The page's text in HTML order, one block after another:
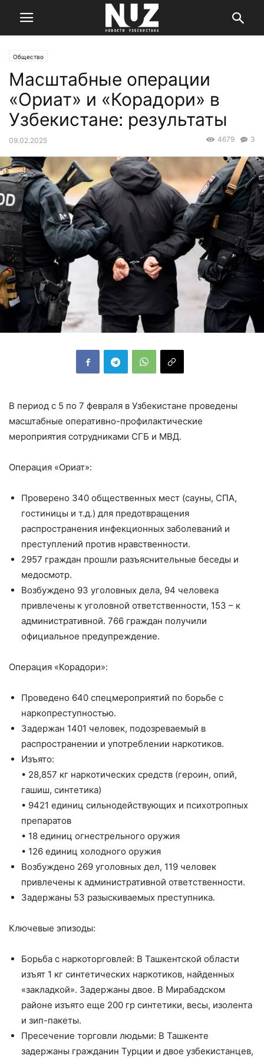
Общество
Масштабные операции
«Ориат» и «Корадори» в
Узбекистане: результаты
09.02.2025 3
4679
В период с 5 по 7 февраля в Узбекистане проведены
масштабные оперативно-профилактические
мероприятия сотрудниками СГБ и МВД.
Операция «Ориат»:
Проверено 340 общественных мест (сауны, СПА,
гостиницы и т.д.) для предотвращения
распространения инфекционных заболеваний и
преступлений против нравственности.
2957 граждан прошли разъяснительные беседы и
медосмотр.
Возбуждено 93 уголовных дела, 94 человека
привлечены к уголовной ответственности, 153 – к
административной. 766 граждан получили
официальное предупреждение.
Операция «Корадори»:
Проведено 640 спецмероприятий по борьбе с
наркопреступностью.
Задержан 1401 человек, подозреваемый в
распространении и употреблении наркотиков.
Изъято:
• 28,857 кг наркотических средств (героин, опий,
гашиш, синтетика)
• 9421 единиц сильнодействующих и психотропных
препаратов
• 18 единиц огнестрельного оружия
• 126 единиц холодного оружия
Возбуждено 269 уголовных дел, 119 человек
привлечены к административной ответственности.
Задержаны 53 разыскиваемых преступника.
Ключевые эпизоды:
Борьба с наркоторговлей: В Ташкентской области
изъят 1 кг синтетических наркотиков, найденных
«закладкой». Задержаны двое. В Мирабадском
районе изъято еще 200 гр синтетики, весы, изолента
и зип-пакеты.
Пресечение торговли людьми: В Ташкенте
задержаны гражданин Турции и двое узбекистанцев,